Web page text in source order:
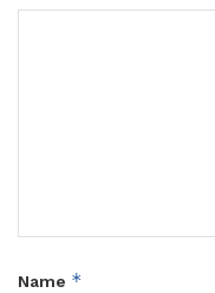
Name *